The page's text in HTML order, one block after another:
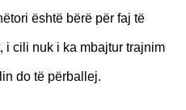
është bërë për faj të
i cili nuk i ka mbajtur trajnim
do të përballej.